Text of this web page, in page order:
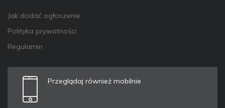
Jak dodać ogłoszenie
Polityka prywatności
Regulamin
Przeglądaj również mobilnie